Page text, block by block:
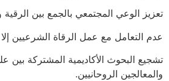
تعزيز الوعي المجتمعي بالجمع بين الرقية
عدم التعامل مع عمل الرقاة الشرعيين
تشجيع البحوث الأكاديمية المشتركة بين
والمعالجين الروحانيين.